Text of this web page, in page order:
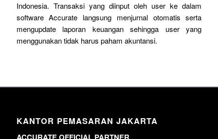
Indonesia. Transaksi yang diinput oleh user ke dalam
software Accurate langsung menjurnal otomatis serta
mengupdate laporan keuangan sehingga user yang
menggunakan tidak harus paham akuntansi.
KANTOR PEMASARAN JAKARTA
ACCURATE OFFICIAL PARTNER